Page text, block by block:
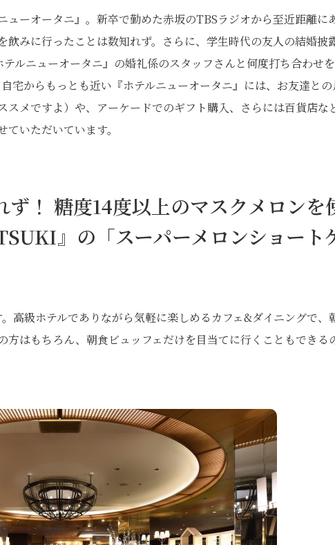
ューオータニ』。新卒で勤めた赤坂のTBSラジオから至近距離に
飲みに行ったことは数知れず。さらに、学生時代の友人の結婚披
ルニューオータニ』の婚礼係のスタッフさんと何度打ち合わせ
宅からもっとも近い『ホテルニューオータニ』には、お友達と
スメですよ）や、アーケードでのギフト購入、さらには百貨店な
いただいています。
！ 糖度14度以上のマスクメロンを
』の「スーパーメロンショート
高級ホテルでありながら気軽に楽しめるカフェ&ダイニングで、
方はもちろん、朝食ビュッフェだけを目当てに行くこともできる